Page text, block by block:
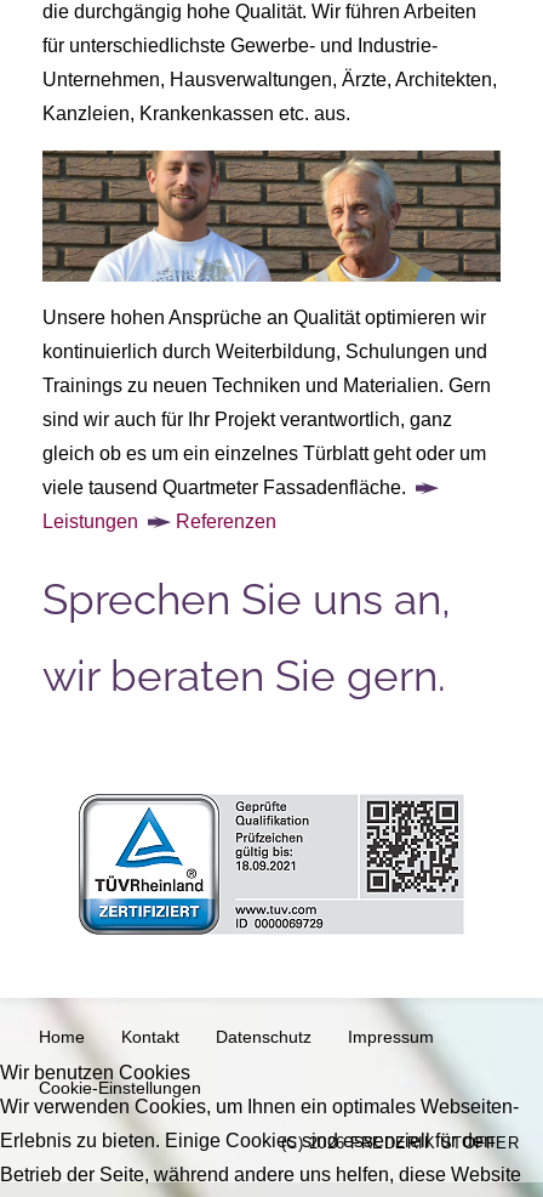
die durchgängig hohe Qualität. Wir führen Arbeiten
für unterschiedlichste Gewerbe- und Industrie-
Unternehmen, Hausverwaltungen, Ärzte, Architekten,
Kanzleien, Krankenkassen etc. aus.
Unsere hohen Ansprüche an Qualität optimieren wir
kontinuierlich durch Weiterbildung, Schulungen und
Trainings zu neuen Techniken und Materialien. Gern
sind wir auch für Ihr Projekt verantwortlich, ganz
gleich ob es um ein einzelnes Türblatt geht oder um
viele tausend Quartmeter Fassadenfläche.
Leistungen
Referenzen
Sprechen Sie uns an,
wir beraten Sie gern.
Home Kontakt Datenschutz Impressum
Cookie-Einstellungen
(C) 2026 FREDERIK STOFFER
Wir benutzen Cookies
Wir verwenden Cookies, um Ihnen ein optimales Webseiten-
Erlebnis zu bieten. Einige Cookies sind essenziell für den
Betrieb der Seite, während andere uns helfen, diese Website